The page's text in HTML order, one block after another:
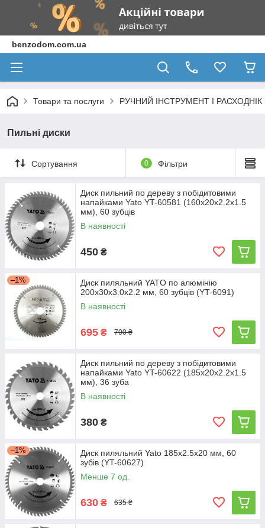
benzodom.com.ua
Товари та послуги РУЧНИЙ ІНСТРУМЕНТ І РАСХОДНІК
Пильні диски
Сортування 0 Фільтри
Диск пильний по дереву з побідитовими
напайками Yato YT-60581 (160x20x2.2x1.5
мм), 60 зубців
В наявності
450 ₴
–1%
Диск пиляльний YATO по алюмінію
200х30х3.0х2.2 мм, 60 зубців (YT-6091)
В наявності
695 ₴ 700 ₴
Диск пильний по дереву з побідитовими
напайками Yato YT-60622 (185x20x2.2x1.5
мм), 36 зуба
В наявності
380 ₴
–1%
Диск пиляльний Yato 185х2.5x20 мм, 60
зубів (YT-60627)
Менше 7 од.
630 ₴ 635 ₴